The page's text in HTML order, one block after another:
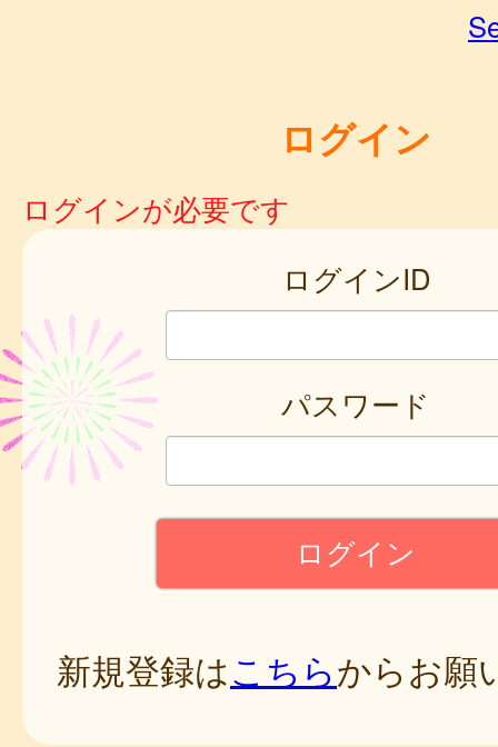
ログイン
ログインが必要です
ログインID
パスワード
新規登録はこちらからお願